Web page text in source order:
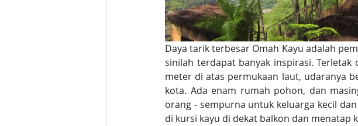
Daya tarik terbesar Omah Kayu adalah
sinilah terdapat banyak inspirasi.
meter di atas permukaan laut, udaranya
kota. Ada enam rumah pohon, dan
orang - sempurna untuk keluarga kecil
di kursi kayu di dekat balkon dan menatap